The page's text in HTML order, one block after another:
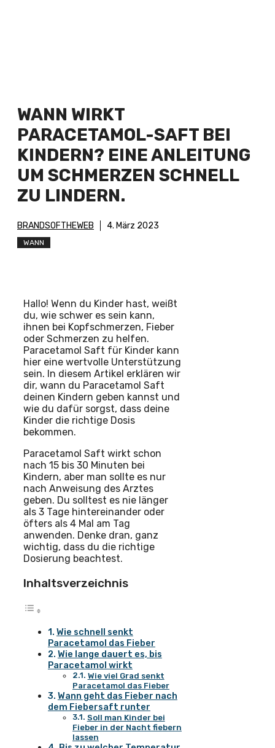
WANN WIRKT
PARACETAMOL-SAFT BEI
KINDERN? EINE ANLEITUNG
UM SCHMERZEN SCHNELL
ZU LINDERN.
BRANDSOFTHEWEB 4. März 2023
WANN
Hallo! Wenn du Kinder hast, weißt
du, wie schwer es sein kann,
ihnen bei Kopfschmerzen, Fieber
oder Schmerzen zu helfen.
Paracetamol Saft für Kinder kann
hier eine wertvolle Unterstützung
sein. In diesem Artikel erklären wir
dir, wann du Paracetamol Saft
deinen Kindern geben kannst und
wie du dafür sorgst, dass deine
Kinder die richtige Dosis
bekommen.
Paracetamol Saft wirkt schon
nach 15 bis 30 Minuten bei
Kindern, aber man sollte es nur
nach Anweisung des Arztes
geben. Du solltest es nie länger
als 3 Tage hintereinander oder
öfters als 4 Mal am Tag
anwenden. Denke dran, ganz
wichtig, dass du die richtige
Dosierung beachtest.
Inhaltsverzeichnis
Wie schnell senkt
Paracetamol das Fieber
Wie lange dauert es, bis
Paracetamol wirkt
Wie viel Grad senkt
Paracetamol das Fieber
Wann geht das Fieber nach
dem Fiebersaft runter
Soll man Kinder bei
Fieber in der Nacht fiebern
lassen